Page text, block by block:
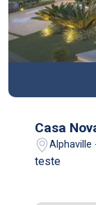
Casa
Alphaville
teste